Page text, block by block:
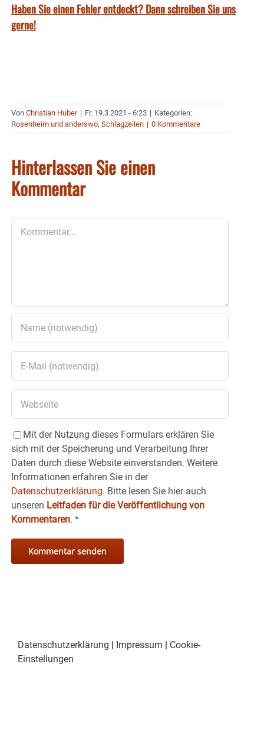
Haben Sie einen Fehler entdeckt? Dann schreiben Sie uns
gerne!
Von Christian Huber | Fr. 19.3.2021 - 6:23 | Kategorien:
Rosenheim und anderswo, Schlagzeilen | 0 Kommentare
Hinterlassen Sie einen
Kommentar
Mit der Nutzung dieses Formulars erklären Sie
sich mit der Speicherung und Verarbeitung Ihrer
Daten durch diese Website einverstanden. Weitere
Informationen erfahren Sie in der
Datenschutzerklärung. Bitte lesen Sie hier auch
unseren Leitfaden für die Veröffentlichung von
Kommentaren. *
Datenschutzerklärung Impressum
Cookie-
Einstellungen